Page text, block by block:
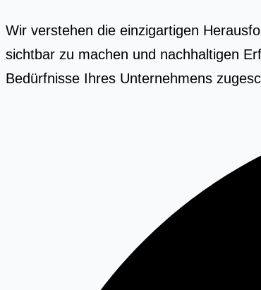
Wir verstehen die einzigartigen
sichtbar zu machen und nachhaltigen
Bedürfnisse Ihres Unternehmens